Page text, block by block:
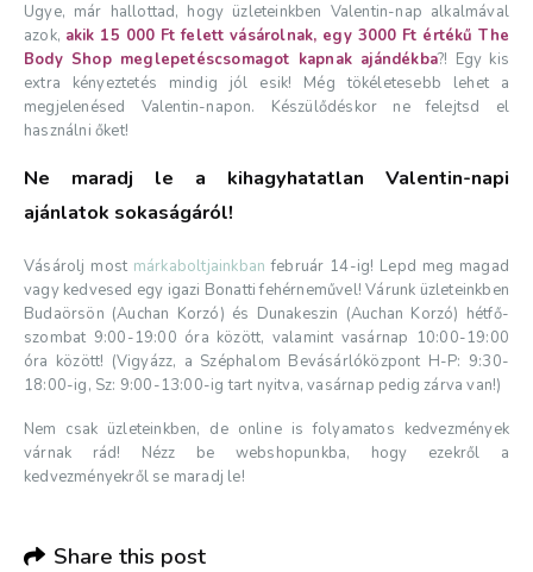
Ugye, már hallottad, hogy üzleteinkben Valentin-nap alkalmával
azok, akik 15 000 Ft felett vásárolnak, egy 3000 Ft értékű The
Body Shop meglepetéscsomagot kapnak ajándékba?! Egy kis
extra kényeztetés mindig jól esik! Még tökéletesebb lehet a
megjelenésed Valentin-napon. Készülődéskor ne felejtsd el
használni őket!
Ne maradj le a kihagyhatatlan Valentin-napi
ajánlatok sokaságáról!
Vásárolj most márkaboltjainkban február 14-ig! Lepd meg magad
vagy kedvesed egy igazi Bonatti fehérneművel! Várunk üzleteinkben
Budaörsön (Auchan Korzó) és Dunakeszin (Auchan Korzó) hétfő-
szombat 9:00-19:00 óra között, valamint vasárnap 10:00-19:00
óra között! (Vigyázz, a Széphalom Bevásárlóközpont H-P: 9:30-
18:00-ig, Sz: 9:00-13:00-ig tart nyitva, vasárnap pedig zárva van!)
Nem csak üzleteinkben, de online is folyamatos kedvezmények
várnak rád! Nézz be webshopunkba, hogy ezekről a
kedvezményekről se maradj le!
Share this post